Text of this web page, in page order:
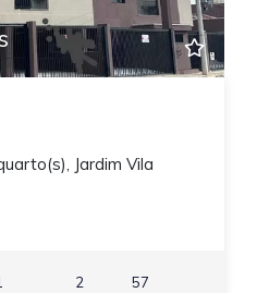
Jardim Vila
2
57